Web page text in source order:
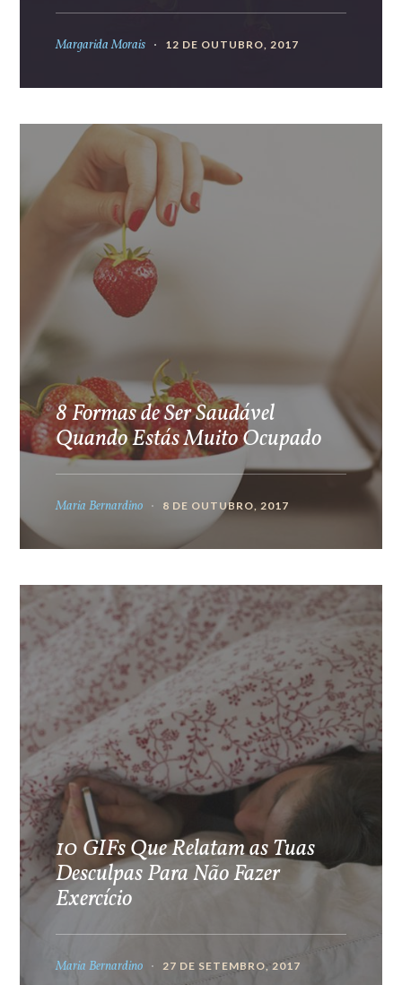
Margarida Morais 12 DE OUTUBRO, 2017
8 Formas de Ser Saudável
Quando Estás Muito Ocupado
Maria Bernardino 8 DE OUTUBRO, 2017
10 GIFs Que Relatam as Tuas
Desculpas Para Não Fazer
Exercício
Maria Bernardino 27 DE SETEMBRO, 2017